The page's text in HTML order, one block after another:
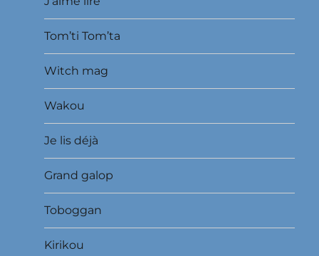
Tom’ti Tom’ta
Witch mag
Wakou
Je lis déjà
Grand galop
Toboggan
Kirikou